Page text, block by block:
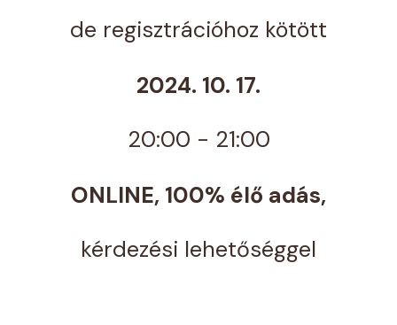
de regisztrációhoz kötött
2024. 10. 17.
20:00 - 21:00
ONLINE, 100% élő adás,
kérdezési lehetőséggel